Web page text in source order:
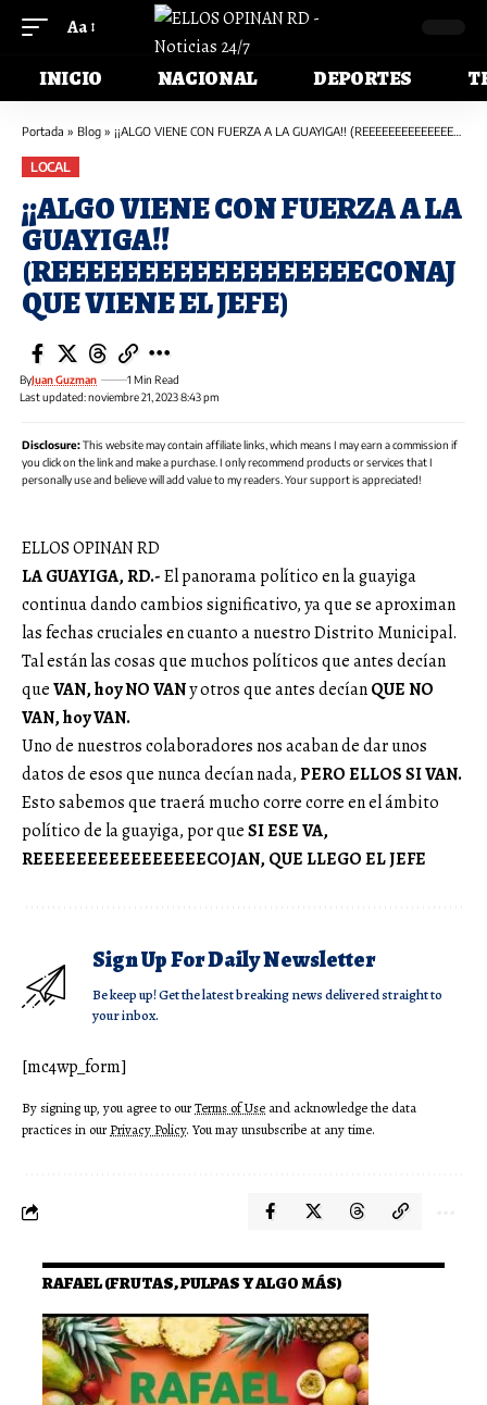
Aa
INICIO NACIONAL DEPORTES
Portada » Blog » ¡¡ALGO VIENE CON FUERZA A LA GUAYIGA!! (REEEEEEEEEEEEEEEEEECONAJ QUE VIENE EL JEFE)
LOCAL
¡¡ALGO VIENE CON FUERZA A LA
GUAYIGA!!
(REEEEEEEEEEEEEEEEEECONAJ
QUE VIENE EL JEFE)
Last updated: noviembre 21, 2023 8:43 pm
ByJuan Guzman 1 Min Read
Disclosure:This website may contain affiliate links, which means I may earn a commission if
you click on the link and make a purchase. I only recommend products or services that I
personally use and believe will add value to my readers. Your support is appreciated!
ELLOS OPINAN RD
LA GUAYIGA, RD.-El panorama político en la guayiga
continua dando cambios significativo, ya que se aproximan
las fechas cruciales en cuanto a nuestro Distrito Municipal.
Tal están las cosas que muchos políticos que antes decían
queVAN, hoy NO VANy otros que antes decíanQUE NO
VAN, hoy VAN.
Uno de nuestros colaboradores nos acaban de dar unos
datos de esos que nunca decían nada,PERO ELLOS SI VAN.
Esto sabemos que traerá mucho corre corre en el ámbito
político de la guayiga, por queSI ESE VA,
REEEEEEEEEEEEEEEECOJAN, QUE LLEGO EL JEFE
Sign Up For Daily Newsletter
Be keep up! Get the latest breaking news delivered straight to
your inbox.
[mc4wp_form]
By signing up, you agree to ourTerms of Use and acknowledge the data
practices in ourPrivacy Policy. You may unsubscribe at any time.
RAFAEL (FRUTAS, PULPAS Y ALGO MÁS)